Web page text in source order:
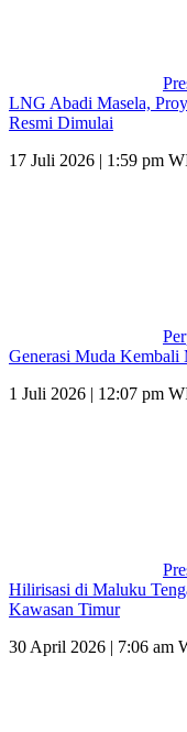
LNG Abadi Masela,
Resmi Dimulai
17 Juli 2026 | 1:59 pm
Generasi Muda
1 Juli 2026 | 12:07 pm
Hilirisasi di Maluku
Kawasan Timur
30 April 2026 | 7:06 am